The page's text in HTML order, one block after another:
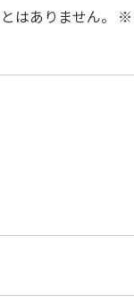
はありません。 ※